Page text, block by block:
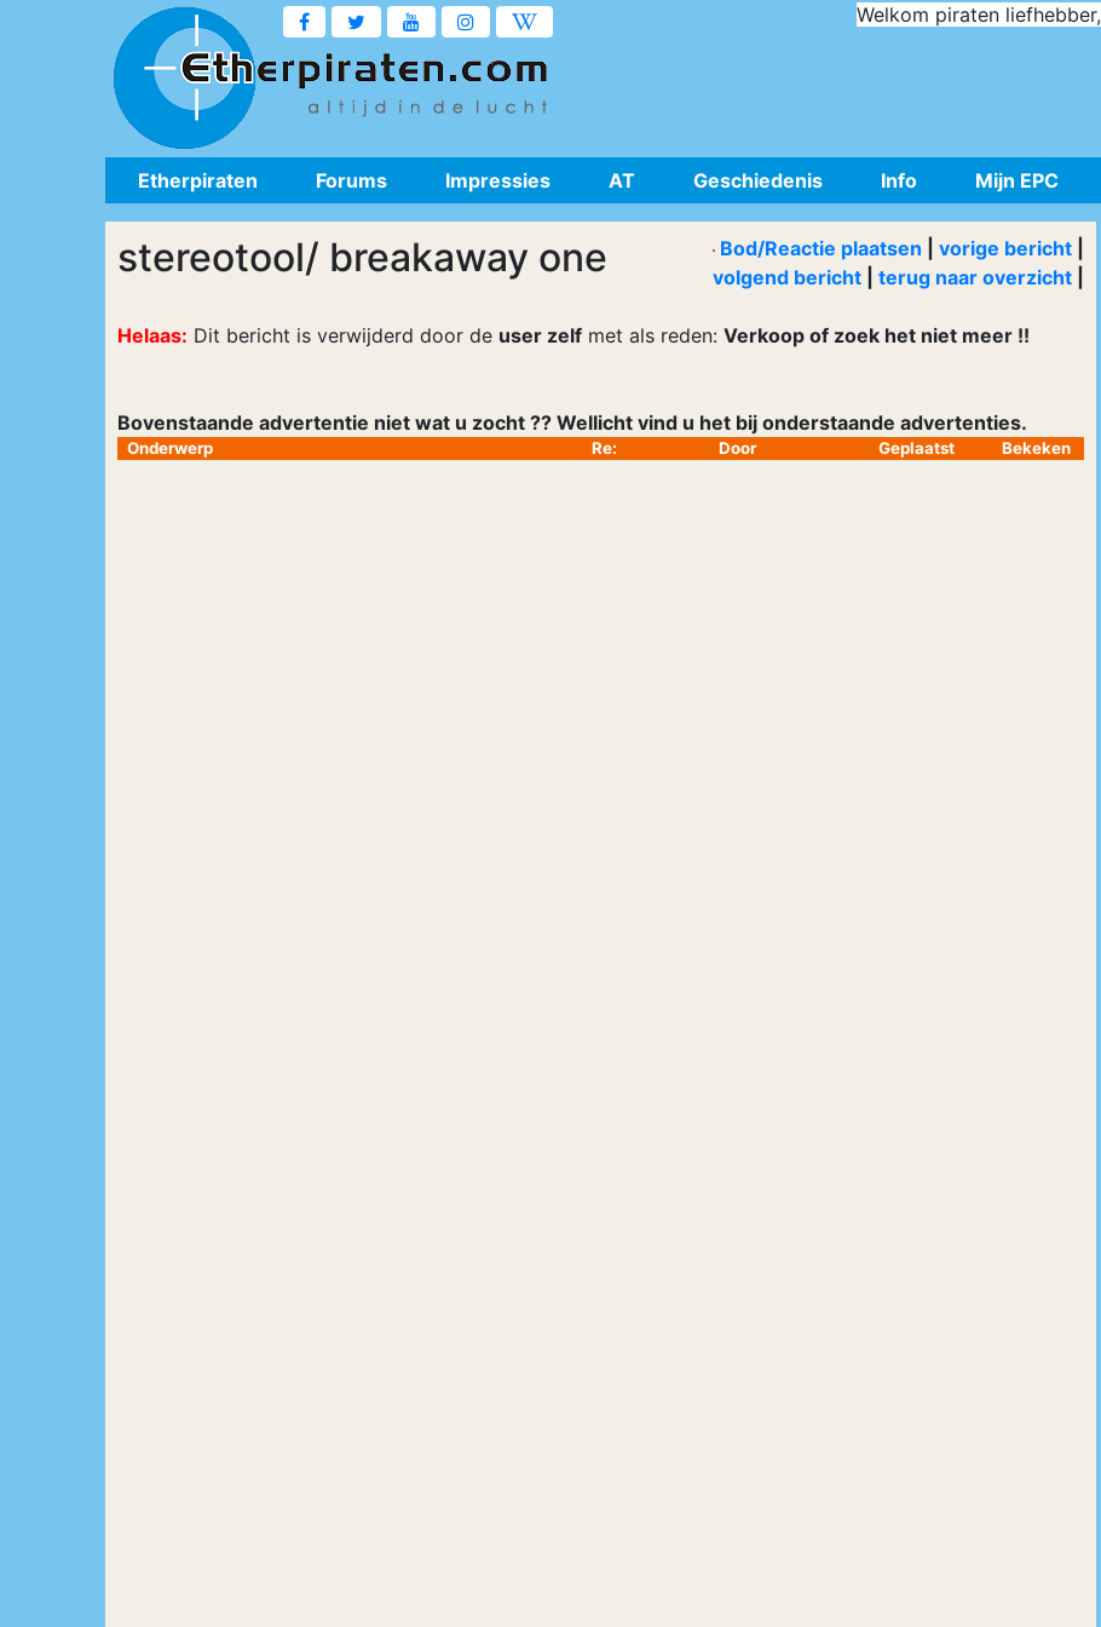
Welkom piraten liefhebber,
Etherpiraten Forums Impressies AT Geschiedenis Info Mijn EPC
stereotool/ breakaway one Bod/Reactie plaatsen vorige bericht
volgend bericht
terug naar overzicht
Helaas: Dit bericht is verwijderd door de user zelf met als reden: Verkoop of zoek het niet meer !!
Bovenstaande advertentie niet wat u zocht ?? Wellicht vind u het bij onderstaande advertenties.
Onderwerp Re: Door Geplaatst Bekeken